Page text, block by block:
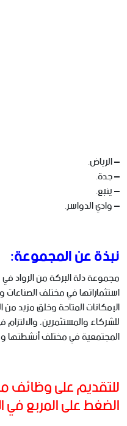
– الرياض.
– جدة.
– ينبع.
– وادي الدواسر.
نبذة عن المجموعة:
مجموعة دلة البركة من الرواد
استثماراتها في مختلف
الإمكانات المتاحة وخلق مزيد
للشركاء والمستثمرين،
المجتمعية في مختلف أنشطتها
للتقديم على وظائف
الضغط على المربع